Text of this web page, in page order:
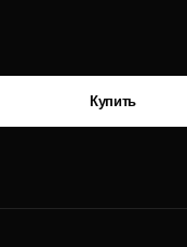
Купить